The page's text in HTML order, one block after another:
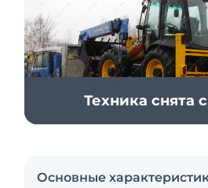
Техника снята
Основные